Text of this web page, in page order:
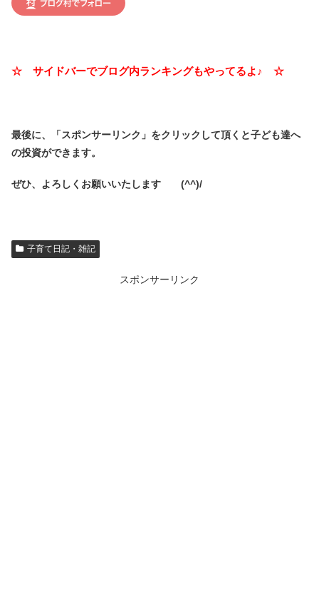
☆ サイドバーでブログ内ランキングもやってるよ♪ ☆
最後に、「スポンサーリンク」をクリックして頂くと子ども達へ
の投資ができます。
ぜひ、よろしくお願いいたします (^^)/
子育て日記・雑記
スポンサーリンク